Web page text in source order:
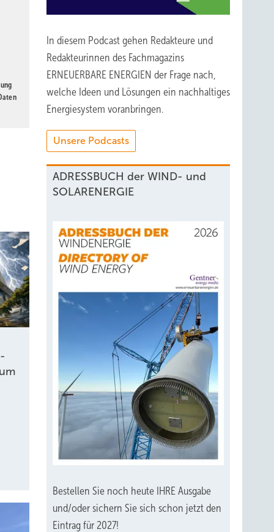
In diesem Podcast gehen Redakteure und
Redakteurinnen des Fachmagazins
ERNEUERBARE ENERGIEN der Frage nach,
welche Ideen und Lösungen ein nachhaltiges
Energiesystem voranbringen.
Unsere Podcasts
ADRESSBUCH der WIND- und
SOLARENERGIE
Bestellen Sie noch heute IHRE Ausgabe
und/oder sichern Sie sich schon jetzt den
Eintrag für 2027!